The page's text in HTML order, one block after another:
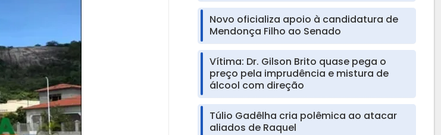
Novo oficializa apoio à candidatura de
Mendonça Filho ao Senado
Vítima: Dr. Gilson Brito quase pega o
preço pela imprudência e mistura de
álcool com direção
Túlio Gadêlha cria polêmica ao atacar
aliados de Raquel